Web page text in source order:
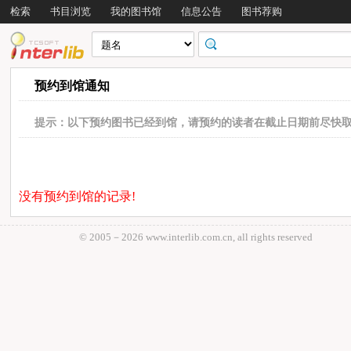
检索 书目浏览 我的图书馆 信息公告 图书荐购
预约到馆通知
提示：以下预约图书已经到馆，请预约的读者在截止日期前尽快
没有预约到馆的记录!
© 2005－ 2026 www.interlib.com.cn, all rights reserved